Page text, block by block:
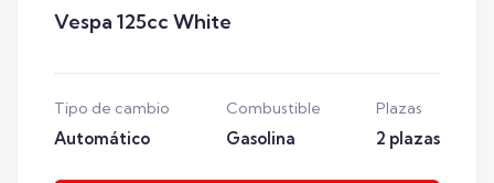
Vespa 125cc White
Tipo de cambio
Automático
Combustible
Gasolina
Plazas
2 plazas